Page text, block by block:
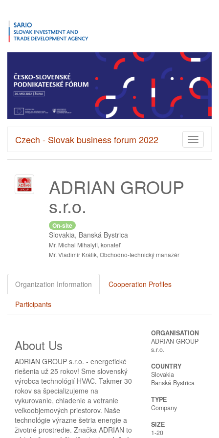
Toggle
Czech - Slovak business forum 2022
ADRIAN GROUP
s.r.o.
On-site
Slovakia, Banská Bystrica
Mr. Michal Mihalyfi, konateľ
Mr. Vladimír Králik, Obchodno-technický manažér
Organization Information Cooperation Profiles
Participants
About Us
ADRIAN GROUP s.r.o. - energetické
riešenia už 25 rokov! Sme slovenský
výrobca technológií HVAC. Takmer 30
rokov sa špecializujeme na
vykurovanie, chladenie a vetranie
veľkoobjemových priestorov. Naše
technológie výrazne šetria energie a
životné prostredie. Značka ADRIAN to
ORGANISATION
ADRIAN GROUP
s.r.o.
COUNTRY
Slovakia
Banská Bystrica
TYPE
Company
SIZE
1-20